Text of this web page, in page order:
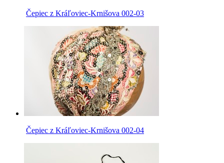
Čepiec z Kráľoviec-Krnišova 002-03
Čepiec z Kráľoviec-Krnišova 002-04